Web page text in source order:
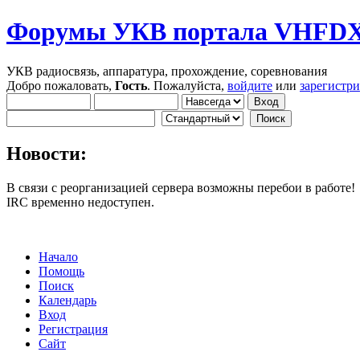
Форумы УКВ портала
УКВ радиосвязь, аппаратура, прохождение, соревнования
Добро пожаловать, Гость. Пожалуйста, войдите или
Новости:
В связи с реорганизацией сервера возможны перебои в работе!
IRC временно недоступен.
Начало
Помощь
Поиск
Календарь
Вход
Регистрация
Сайт